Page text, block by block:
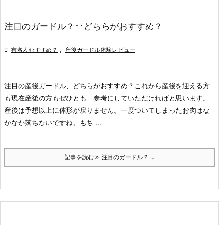
注目のガードル？･･どちらがおすすめ？
 有名人おすすめ？ , 産後ガードル体験レビュー
注目の産後ガードル、どちらがおすすめ？ これから産後を迎える方
も現在産後の方もぜひとも、参考にしていただければと思います。
産後は予想以上に体形が戻りません。一度ついてしまったお肉はな
かなか落ちないですね。
もち ...
記事を読む 注目のガードル？ ...